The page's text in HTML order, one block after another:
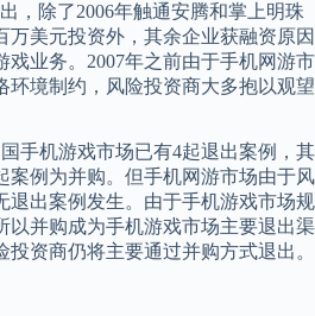
除了2006年触通安腾和掌上明珠
万美元投资外，其余企业获融资原因
戏业务。2007年之前由于手机网游市
环境制约，风险投资商大多抱以观望
机游戏市场已有4起退出案例，其
案例为并购。但手机网游市场由于风
退出案例发生。由于手机游戏市场规
以并购成为手机游戏市场主要退出渠
资商仍将主要通过并购方式退出。